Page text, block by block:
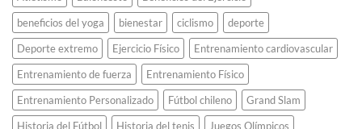
saltar
espaldas
y
revolucionó
el
atletismo
para
siempre.
beneficios del yoga
bienestar ciclismo
deporte
Deporte extremo
Ejercicio Físico
Entrenamiento cardiovascular
Entrenamiento de fuerza
Entrenamiento Físico
Entrenamiento Personalizado
Fútbol chileno
Grand Slam
Historia del Fútbol
Historia del tenis
Juegos Olímpicos